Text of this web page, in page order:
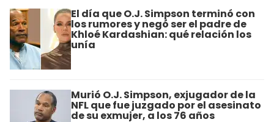
El día que O.J. Simpson terminó con
los rumores y negó ser el padre de
Khloé Kardashian: qué relación los
unía
Murió O.J. Simpson, exjugador de la
NFL que fue juzgado por el asesinato
de su exmujer, a los 76 años